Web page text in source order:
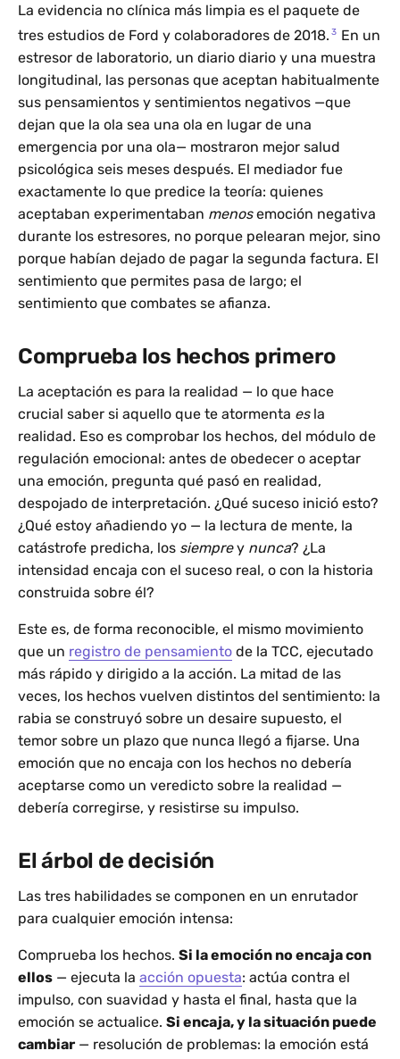
La evidencia no clínica más limpia es el paquete de
tres estudios de Ford y colaboradores de 2018. 3 En un
estresor de laboratorio, un diario diario y una muestra
longitudinal, las personas que aceptan habitualmente
sus pensamientos y sentimientos negativos —que
dejan que la ola sea una ola en lugar de una
emergencia por una ola— mostraron mejor salud
psicológica seis meses después. El mediador fue
exactamente lo que predice la teoría: quienes
aceptaban experimentaban menosemoción negativa
durante los estresores, no porque pelearan mejor, sino
porque habían dejado de pagar la segunda factura. El
sentimiento que permites pasa de largo; el
sentimiento que combates se afianza.
Comprueba los hechos primero
La aceptación es para la realidad — lo que hace
crucial saber si aquello que te atormenta esla
realidad. Eso es comprobar los hechos, del módulo de
regulación emocional: antes de obedecer o aceptar
una emoción, pregunta qué pasó en realidad,
despojado de interpretación. ¿Qué suceso inició esto?
¿Qué estoy añadiendo yo — la lectura de mente, la
catástrofe predicha, los siemprey nunca? ¿La
intensidad encaja con el suceso real, o con la historia
construida sobre él?
Este es, de forma reconocible, el mismo movimiento
que un registro de pensamiento de la TCC, ejecutado
más rápido y dirigido a la acción. La mitad de las
veces, los hechos vuelven distintos del sentimiento: la
rabia se construyó sobre un desaire supuesto, el
temor sobre un plazo que nunca llegó a fijarse. Una
emoción que no encaja con los hechos no debería
aceptarse como un veredicto sobre la realidad —
debería corregirse, y resistirse su impulso.
El árbol de decisión
Las tres habilidades se componen en un enrutador
para cualquier emoción intensa:
Comprueba los hechos. Si la emoción no encaja con
ellos — ejecuta la acción opuesta: actúa contra el
impulso, con suavidad y hasta el final, hasta que la
emoción se actualice. Si encaja, y la situación puede
cambiar — resolución de problemas: la emoción está